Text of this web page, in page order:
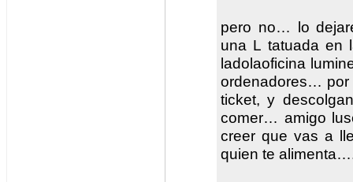
pero no… lo
una L tatuada en
ladolaoficina
ordenadores… por
ticket, y
comer… amigo
creer que vas a
quien te